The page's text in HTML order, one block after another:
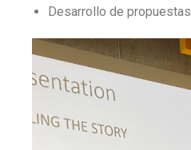
Desarrollo de propuestas